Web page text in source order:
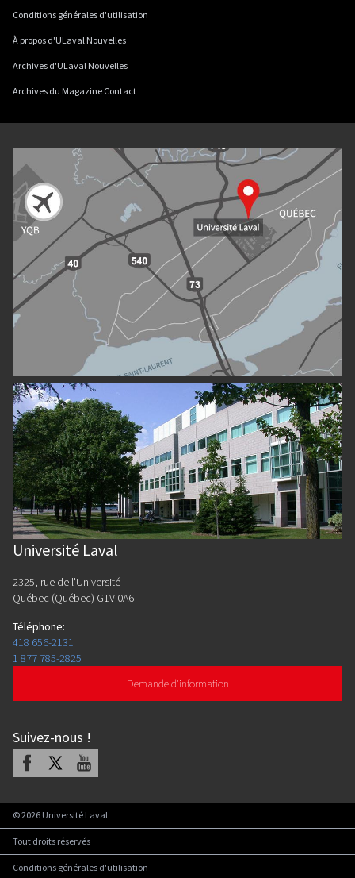
Conditions générales d'utilisation
À propos d'ULaval Nouvelles
Archives d'ULaval Nouvelles
Archives du Magazine Contact
Université Laval
2325, rue de l'Université
Québec (Québec) G1V 0A6
Téléphone:
418 656-2131
1 877 785-2825
Demande d'information
Suivez-nous !
Facebook Youtube
©2026 Université Laval.
Tout droits réservés
Conditions générales d'utilisation